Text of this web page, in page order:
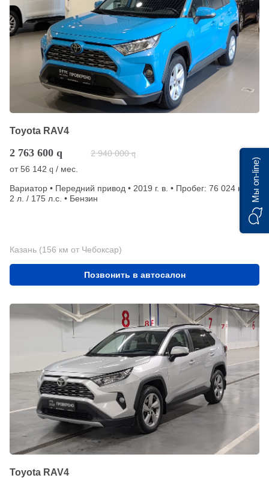
Toyota RAV4
2 763 600 q 2 940 000 q
от56 142 q / мес.
Вариатор • Передний привод • 2019 г. в. • Пробег: 76 024 км •
2 л. / 175 л.с. • Бензин
Казань (156 км от Чебоксар)
Позвонить в автосалон
Toyota RAV4
Мы on-line)